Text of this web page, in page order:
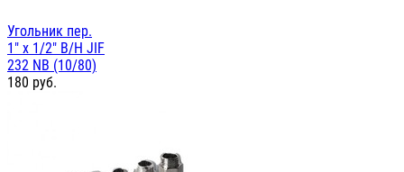
Угольник пер.
1" х 1/2" В/Н JIF
232 NB (10/80)
180 руб.